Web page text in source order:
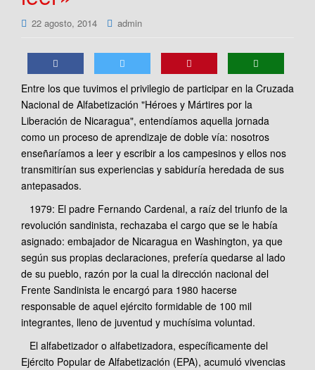
ó
22 agosto, 2014 admin
Entre los que tuvimos el privilegio de participar en la Cruzada
Nacional de Alfabetización "Héroes y Mártires por la
Liberación de Nicaragua", entendíamos aquella jornada
como un proceso de aprendizaje de doble vía: nosotros
enseñaríamos a leer y escribir a los campesinos y ellos nos
transmitirían sus experiencias y sabiduría heredada de sus
antepasados.
1979: El padre Fernando Cardenal, a raíz del triunfo de la
revolución sandinista, rechazaba el cargo que se le había
asignado: embajador de Nicaragua en Washington, ya que
según sus propias declaraciones, prefería quedarse al lado
de su pueblo, razón por la cual la dirección nacional del
Frente Sandinista le encargó para 1980 hacerse
responsable de aquel ejército formidable de 100 mil
integrantes, lleno de juventud y muchísima voluntad.
El alfabetizador o alfabetizadora, específicamente del
Ejército Popular de Alfabetización (EPA), acumuló vivencias